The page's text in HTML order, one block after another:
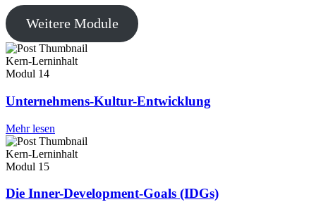
Weitere Module
Kern-Lerninhalt
Modul 14
Unternehmens-Kultur-Entwicklung
Mehr lesen
Kern-Lerninhalt
Modul 15
Die Inner-Development-Goals (IDGs)